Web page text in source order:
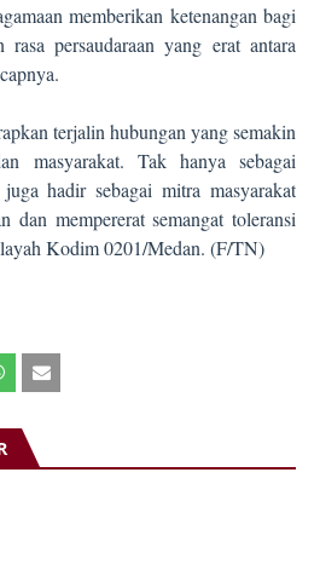
memberikan ketenangan bagi
rasa persaudaraan yang erat antara
terjalin hubungan yang semakin
masyarakat. Tak hanya sebagai
hadir sebagai mitra masyarakat
dan mempererat semangat toleransi
Kodim 0201/Medan. (F/TN)